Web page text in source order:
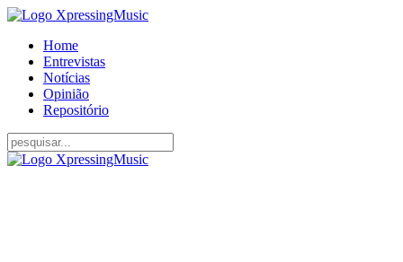
Home
Entrevistas
Notícias
Opinião
Repositório